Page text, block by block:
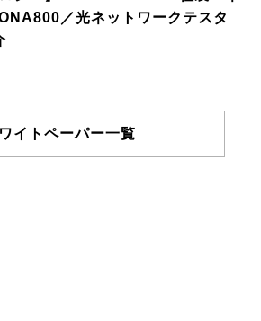
／光ネットワークテスタ
イトペーパー一覧